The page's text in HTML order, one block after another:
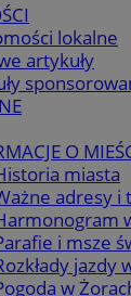
lokalne
artykuły
O
miasta
adresy i
i msze
jazdy
w